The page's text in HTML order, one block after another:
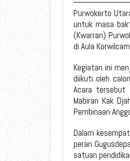
Purwokerto
untuk masa
(Kwarran)
di Aula
Kegiatan ini
diikuti oleh
Acara tersebut
Mabiran Kak
Pembinaan
Dalam
peran
satuan